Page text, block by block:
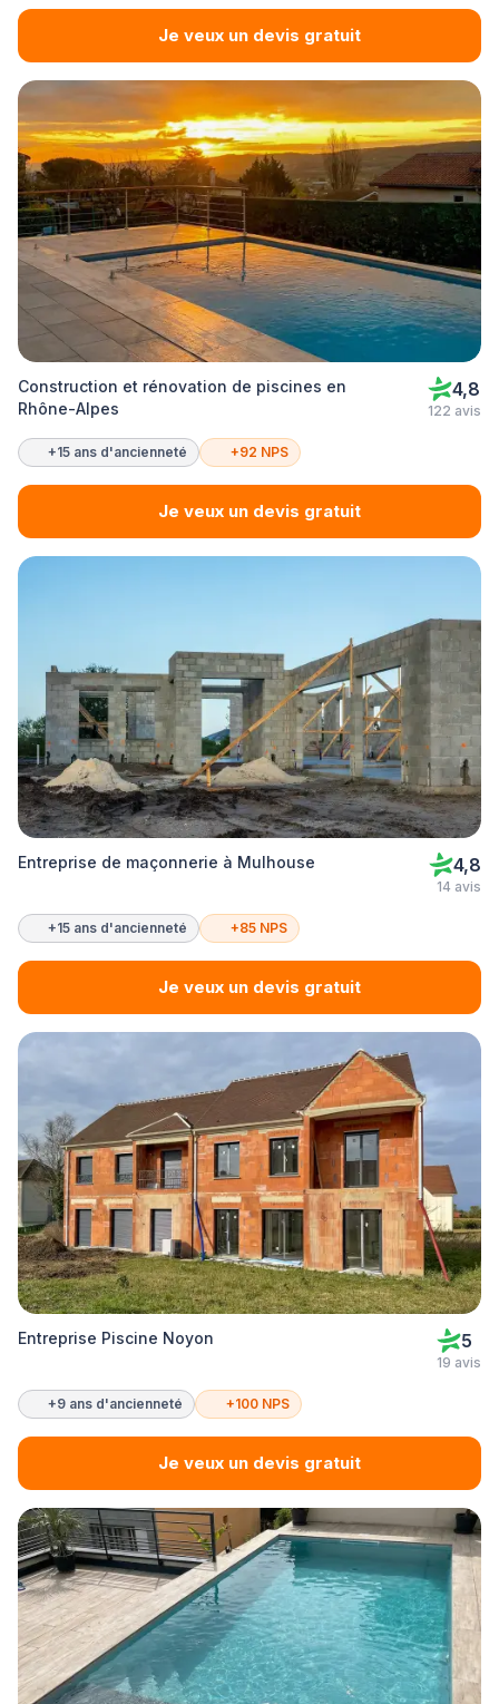
Je veux un devis gratuit
Construction et rénovation de piscines en
Rhône-Alpes
4,8
122 avis
+15 ans d'ancienneté +92 NPS
Je veux un devis gratuit
Entreprise de maçonnerie à Mulhouse 4,8
14 avis
+15 ans d'ancienneté +85 NPS
Je veux un devis gratuit
Entreprise Piscine Noyon 5
19 avis
+9 ans d'ancienneté +100 NPS
Je veux un devis gratuit